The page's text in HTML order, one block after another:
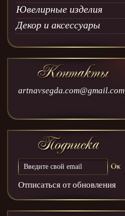
Ювелирные изделия
Декор и аксессуары
artnavsegda.com@gmail.com
Отписаться от обновления